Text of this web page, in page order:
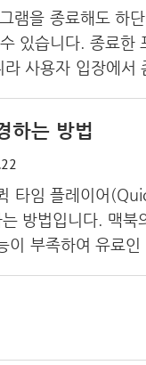
스팅을 마칩니다.
램을 종료해도 하단
있습니다. 종료한
사용자 입장에서
2. 맥북 왼쪽 상단
인 프로그램을 직
방법 가) 강제 종료
종료 : Command
로 Comm..
하는 방법
타임 플레이어
방법입니다. 맥북
이 부족하여 유료인
사용하실텐데요.